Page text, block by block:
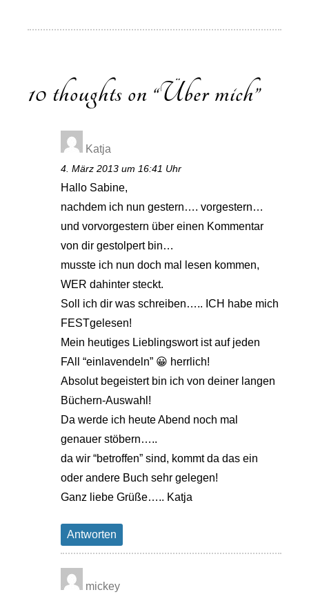
e
e
o
sk o
n
s
p
gr
p
n
ail e
10 thoughts on “Über mich”
Katja
4. März 2013 um 16:41 Uhr
Hallo Sabine,
nachdem ich nun gestern…. vorgestern…
und vorvorgestern über einen Kommentar
von dir gestolpert bin…
musste ich nun doch mal lesen kommen,
WER dahinter steckt.
Soll ich dir was schreiben….. ICH habe mich
FESTgelesen!
Mein heutiges Lieblingswort ist auf jeden
FAll “einlavendeln” 😀 herrlich!
Absolut begeistert bin ich von deiner langen
Büchern-Auswahl!
Da werde ich heute Abend noch mal
genauer stöbern…..
da wir “betroffen” sind, kommt da das ein
oder andere Buch sehr gelegen!
Ganz liebe Grüße….. Katja
Antworten
mickey